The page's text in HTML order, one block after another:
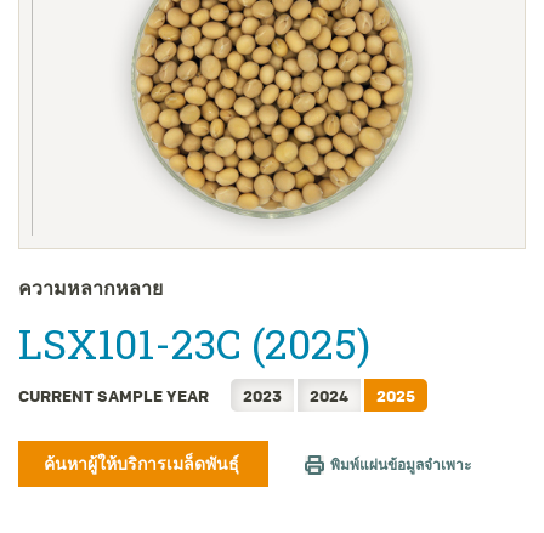
ซัพพลายเออร์
ENGLISH
FRANÇAIS
한국어
简体中文
TIẾNG VIỆT
ความหลากหลาย
LSX101-23C (2025)
CURRENT SAMPLE YEAR 2023 2024 2025
ค้นหาผู้ให้บริการเมล็ดพันธุ์ พิมพ์แผ่นข้อมูลจำเพาะ